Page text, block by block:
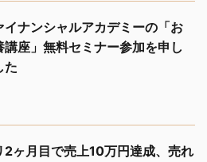
イナンシャルアカデミーの「お
講座」無料セミナー参加を申し
た
2ヶ月目で売上10万円達成、売れ